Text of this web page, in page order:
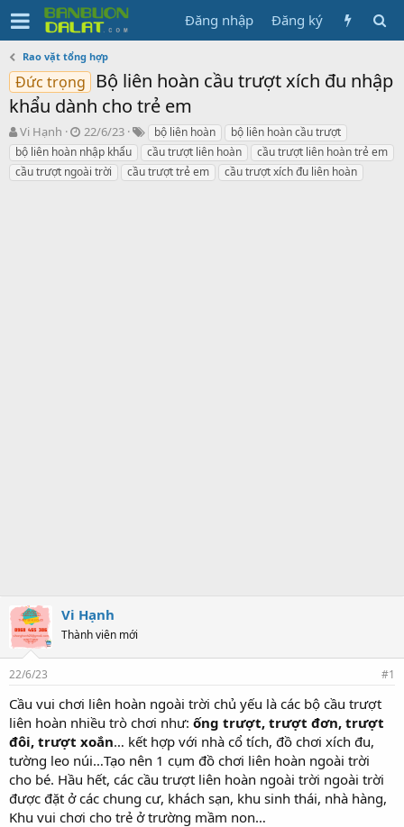
Đăng nhập Đăng ký
Rao vặt tổng hợp
Đức trọng
Bộ liên hoàn cầu trượt xích đu nhập
khẩu dành cho trẻ em
N
g
ư
ờ
Vi Hạnh
N
g
à
y
22/6/23
T
ừ
k
h
bộ liên hoàn
bộ liên hoàn cầu trượt
bộ liên hoàn nhập khẩu
cầu trượt liên hoàn
cầu trượt liên hoàn trẻ em
cầu trượt ngoài trời
cầu trượt trẻ em cầu trượt xích đu liên hoàn
Vi Hạnh
Thành viên mới
22/6/23 #1
Cầu vui chơi liên hoàn ngoài trời chủ yếu là các bộ cầu trượt
liên hoàn nhiều trò chơi như: ống trượt, trượt đơn, trượt
đôi, trượt xoắn… kết hợp với nhà cổ tích, đồ chơi xích đu,
tường leo núi…Tạo nên 1 cụm đồ chơi liên hoàn ngoài trời
cho bé. Hầu hết, các cầu trượt liên hoàn ngoài trời ngoài trời
được đặt ở các chung cư, khách sạn, khu sinh thái, nhà hàng,
Khu vui chơi cho trẻ ở trường mầm non…